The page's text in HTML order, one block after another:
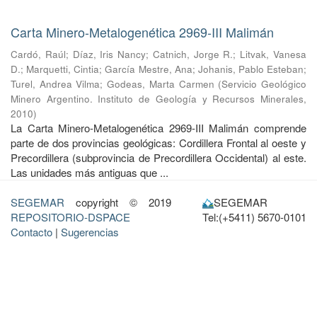
Carta Minero-Metalogenética 2969-III Malimán
Cardó, Raúl; Díaz, Iris Nancy; Catnich, Jorge R.; Litvak, Vanesa
D.; Marquetti, Cintia;García Mestre, Ana; Johanis, Pablo Esteban;
Turel, Andrea Vilma;Godeas, Marta Carmen (Servicio Geológico
Minero Argentino. Instituto de Geología y Recursos Minerales,
2010)
La Carta Minero-Metalogenética 2969-III Malimán comprende
parte de dos provincias geológicas: Cordillera Frontal al oeste y
Precordillera (subprovincia de Precordillera Occidental) al este.
Las unidades más antiguas que ...
SEGEMAR copyright © 2019
REPOSITORIO-DSPACE
Contacto | Sugerencias
SEGEMAR
Tel:(+5411) 5670-0101